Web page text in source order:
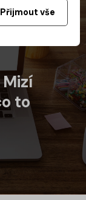
to
Přijmout vše